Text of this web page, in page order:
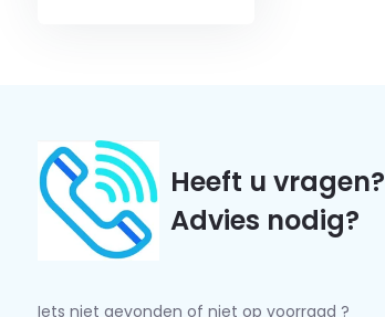
Heeft u vragen?
Advies nodig?
Iets niet gevonden of niet op voorraad ?